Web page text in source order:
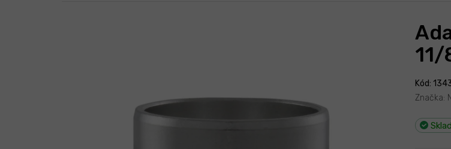
11/
Kód:
Značka: